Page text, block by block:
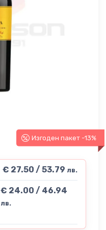
Изгоден пакет -13%
€ 27.50 / 53.79 лв.
€ 24.00 / 46.94
лв.